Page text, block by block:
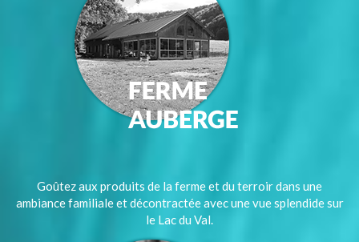
Goûtez aux produits de la ferme et du terroir dans une
ambiance familiale et décontractée avec une vue splendide sur
le Lac du Val.